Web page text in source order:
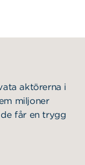
aktörerna i
miljoner
får en trygg